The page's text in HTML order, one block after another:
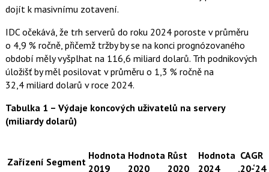
dojít k masivnímu zotavení.
IDC očekává, že trh serverů do roku 2024 poroste v průměru
o 4,9 % ročně, přičemž tržby by se na konci prognózovaného
období měly vyšplhat na 116,6 miliard dolarů. Trh podnikových
úložišť by měl posilovat v průměru o 1,3 % ročně na
32,4 miliard dolarů v roce 2024.
Tabulka 1 – Výdaje koncových uživatelů na servery
(miliardy dolarů)
Zařízení Segment
Hodnota
2019
Hodnota
2020
Růst
2020
Hodnota
2024
CAGR
‚20-‘24